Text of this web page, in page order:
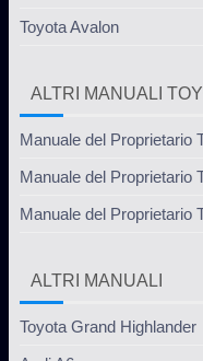
Toyota Avalon
ALTRI MANUALI
Manuale del Proprietario
Manuale del Proprietario
Manuale del Proprietario
ALTRI MANUALI
Toyota Grand Highlander